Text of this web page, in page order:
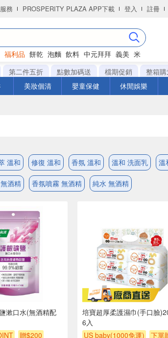
務 PROSPERITY PLAZA APP下載 登入 註冊
福利品 餅乾 泡麵 飲料 中元拜拜 義美 米
第二件五折 點數加碼送 檔期促銷 整箱
美妝個清 嬰童保健 休閒娛樂
溫和 修復 溫和 香氛 溫和 溫和 洗面乳 溫
酒精 香氛噴霧 無酒精 純水 無酒精
漱口水(無酒精配
贈$200
培寶超厚柔護濕巾(手口臉
6入
US baby(1000免運)
下單